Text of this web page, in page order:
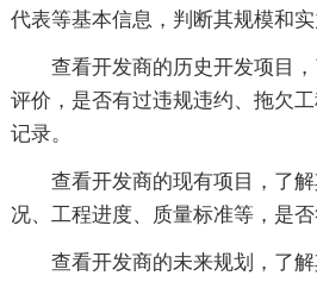
代表等基本信息，判断其规模和实
查看开发商的历史开发项目
评价，是否有过违规违约、拖欠
记录。
查看开发商的现有项目，了
况、工程进度、质量标准等，是否
查看开发商的未来规划，了